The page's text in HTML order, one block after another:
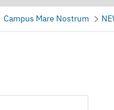
submenú de NEWS
Campus Mare Nostrum